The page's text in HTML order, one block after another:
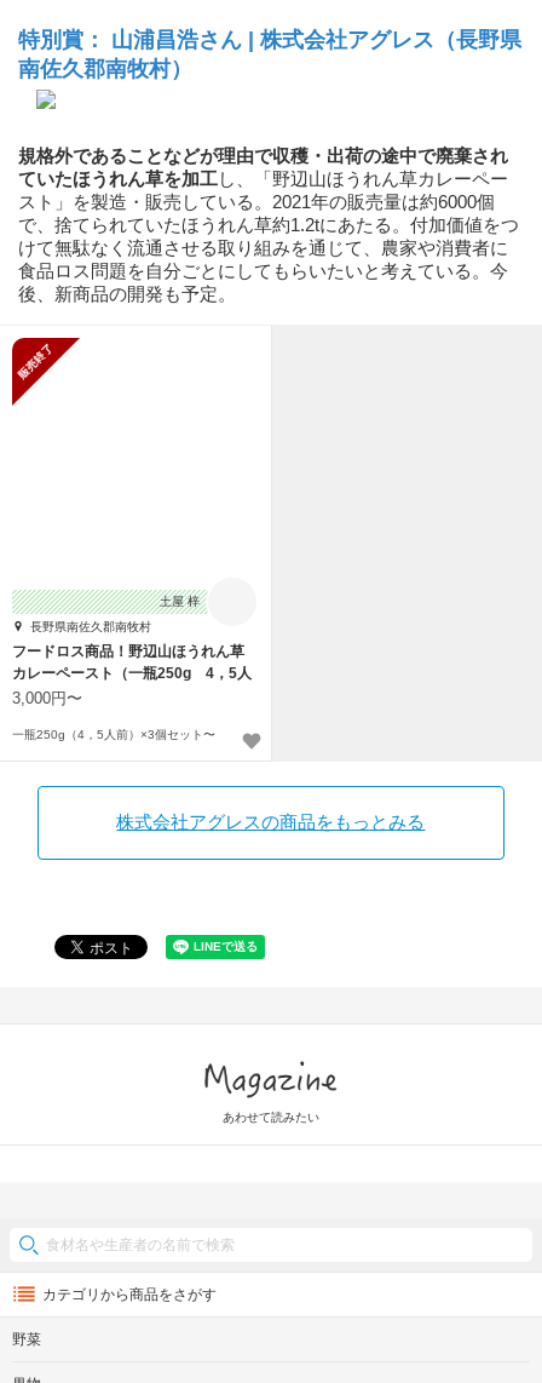
特別賞： 山浦昌浩さん | 株式会社アグレス（長野県
南佐久郡南牧村）
規格外であることなどが理由で収穫・出荷の途中で廃棄され
ていたほうれん草を加工し、「野辺山ほうれん草カレーペー
スト」を製造・販売している。2021年の販売量は約6000個
で、捨てられていたほうれん草約1.2tにあたる。付加価値をつ
けて無駄なく流通させる取り組みを通じて、農家や消費者に
食品ロス問題を自分ごとにしてもらいたいと考えている。今
後、新商品の開発も予定。
土屋 梓
長野県南佐久郡南牧村
フードロス商品！野辺山ほうれん草
カレーペースト（一瓶250g 4，5人
前）
3,000円〜
一瓶250g（4，5人前）×3個セット〜
株式会社アグレスの商品をもっとみる
あわせて読みたい
カテゴリから商品をさがす
野菜